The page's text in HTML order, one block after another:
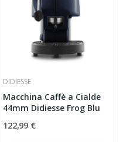
DIDIESSE
Macchina Caffè a Cialde
44mm Didiesse Frog Blu
122,99 €